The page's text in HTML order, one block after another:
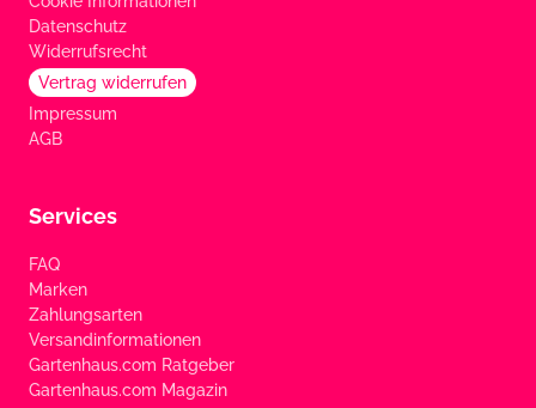
Datenschutz
Widerrufsrecht
Vertrag widerrufen
Impressum
AGB
Services
FAQ
Marken
Zahlungsarten
Versandinformationen
Gartenhaus.com Ratgeber
Gartenhaus.com Magazin